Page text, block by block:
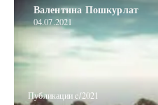
Публикации c/2021
Валентина Пошкурлат
04.07.2021